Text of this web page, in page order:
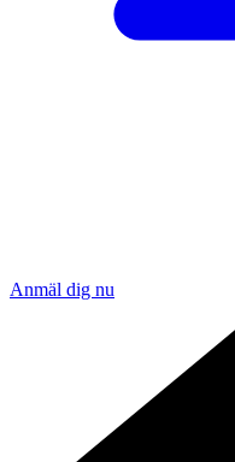
Anmäl dig nu